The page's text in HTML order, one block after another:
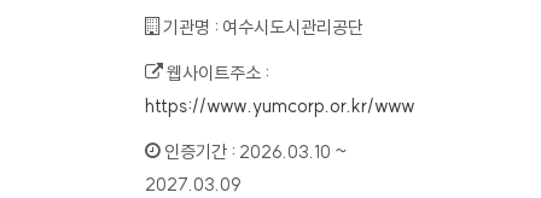
기관명 : 여수시도시관리공단
웹사이트주소 :
https://www.yumcorp.or.kr/www
인증기간 : 2026.03.10 ~
2027.03.09